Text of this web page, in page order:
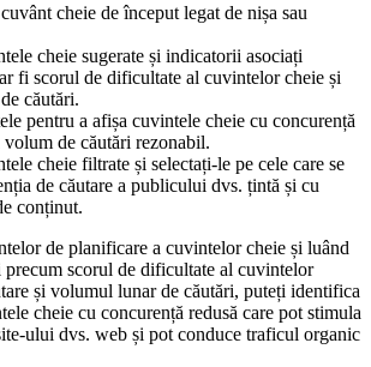
cheie de început legat de nișa sau
cheie sugerate și indicatorii asociați
fi scorul de dificultate al cuvintelor cheie și
căutări.
pentru a afișa cuvintele cheie cu concurență
de căutări rezonabil.
cheie filtrate și selectați-le pe cele care se
de căutare a publicului dvs. țintă și cu
conținut.
de planificare a cuvintelor cheie și luând
precum scorul de dificultate al cuvintelor
și volumul lunar de căutări, puteți identifica
cheie cu concurență redusă care pot stimula
ului dvs. web și pot conduce traficul organic